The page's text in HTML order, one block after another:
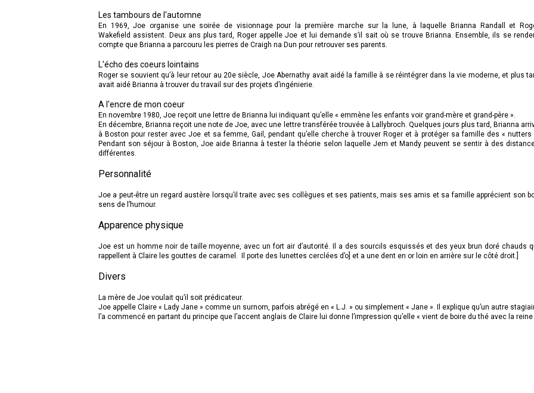
Les tambours de l'automne
En 1969, Joe organise une soirée de visionnage pour la première marche sur la lune, à laquelle Brianna Randall et
Wakefield assistent. Deux ans plus tard, Roger appelle Joe et lui demande s’il sait où se trouve Brianna. Ensemble, ils se
compte que Brianna a parcouru les pierres de Craigh na Dun pour retrouver ses parents.
L'écho des coeurs lointains
Roger se souvient qu’à leur retour au 20e siècle, Joe Abernathy avait aidé la famille à se réintégrer dans la vie moderne, et plus
avait aidé Brianna à trouver du travail sur des projets d’ingénierie.
A l'encre de mon coeur
En novembre 1980, Joe reçoit une lettre de Brianna lui indiquant qu’elle « emmène les enfants voir grand-mère et grand-père ».
En décembre, Brianna reçoit une note de Joe, avec une lettre transférée trouvée à Lallybroch. Quelques jours plus tard, Brianna
à Boston pour rester avec Joe et sa femme, Gail, pendant qu’elle cherche à trouver Roger et à protéger sa famille des « nutters
Pendant son séjour à Boston, Joe aide Brianna à tester la théorie selon laquelle Jem et Mandy peuvent se sentir à des
différentes.
Personnalité
Joe a peut-être un regard austère lorsqu’il traite avec ses collègues et ses patients, mais ses amis et sa famille apprécient son
sens de l’humour.
Apparence physique
Joe est un homme noir de taille moyenne, avec un fort air d’autorité. Il a des sourcils esquissés et des yeux brun doré chauds
rappellent à Claire les gouttes de caramel. Il porte des lunettes cerclées d’o] et a une dent en or loin en arrière sur le côté droit.]
Divers
La mère de Joe voulait qu’il soit prédicateur.
Joe appelle Claire « Lady Jane » comme un surnom, parfois abrégé en « L.J. » ou simplement « Jane ». Il explique qu’un autre
l’a commencé en partant du principe que l’accent anglais de Claire lui donne l’impression qu’elle « vient de boire du thé avec la reine